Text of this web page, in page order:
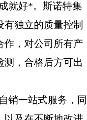
就好*。斯诺特集
独立的质量控制
作，对公司所有产
测，合格后方可出
销一站式服务，同